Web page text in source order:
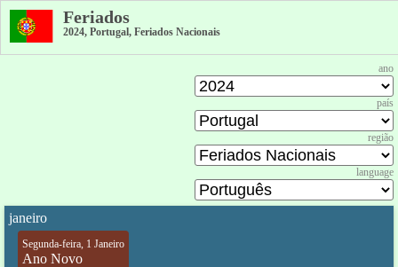
Feriados
2024, Portugal, Feriados Nacionais
ano
país
região
language
janeiro
Segunda-feira, 1 Janeiro
Ano Novo